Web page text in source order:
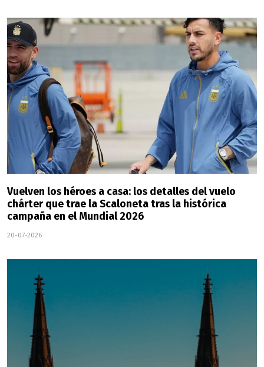
Vuelven los héroes a casa: los detalles del vuelo
chárter que trae la Scaloneta tras la histórica
campaña en el Mundial 2026
20-07-2026